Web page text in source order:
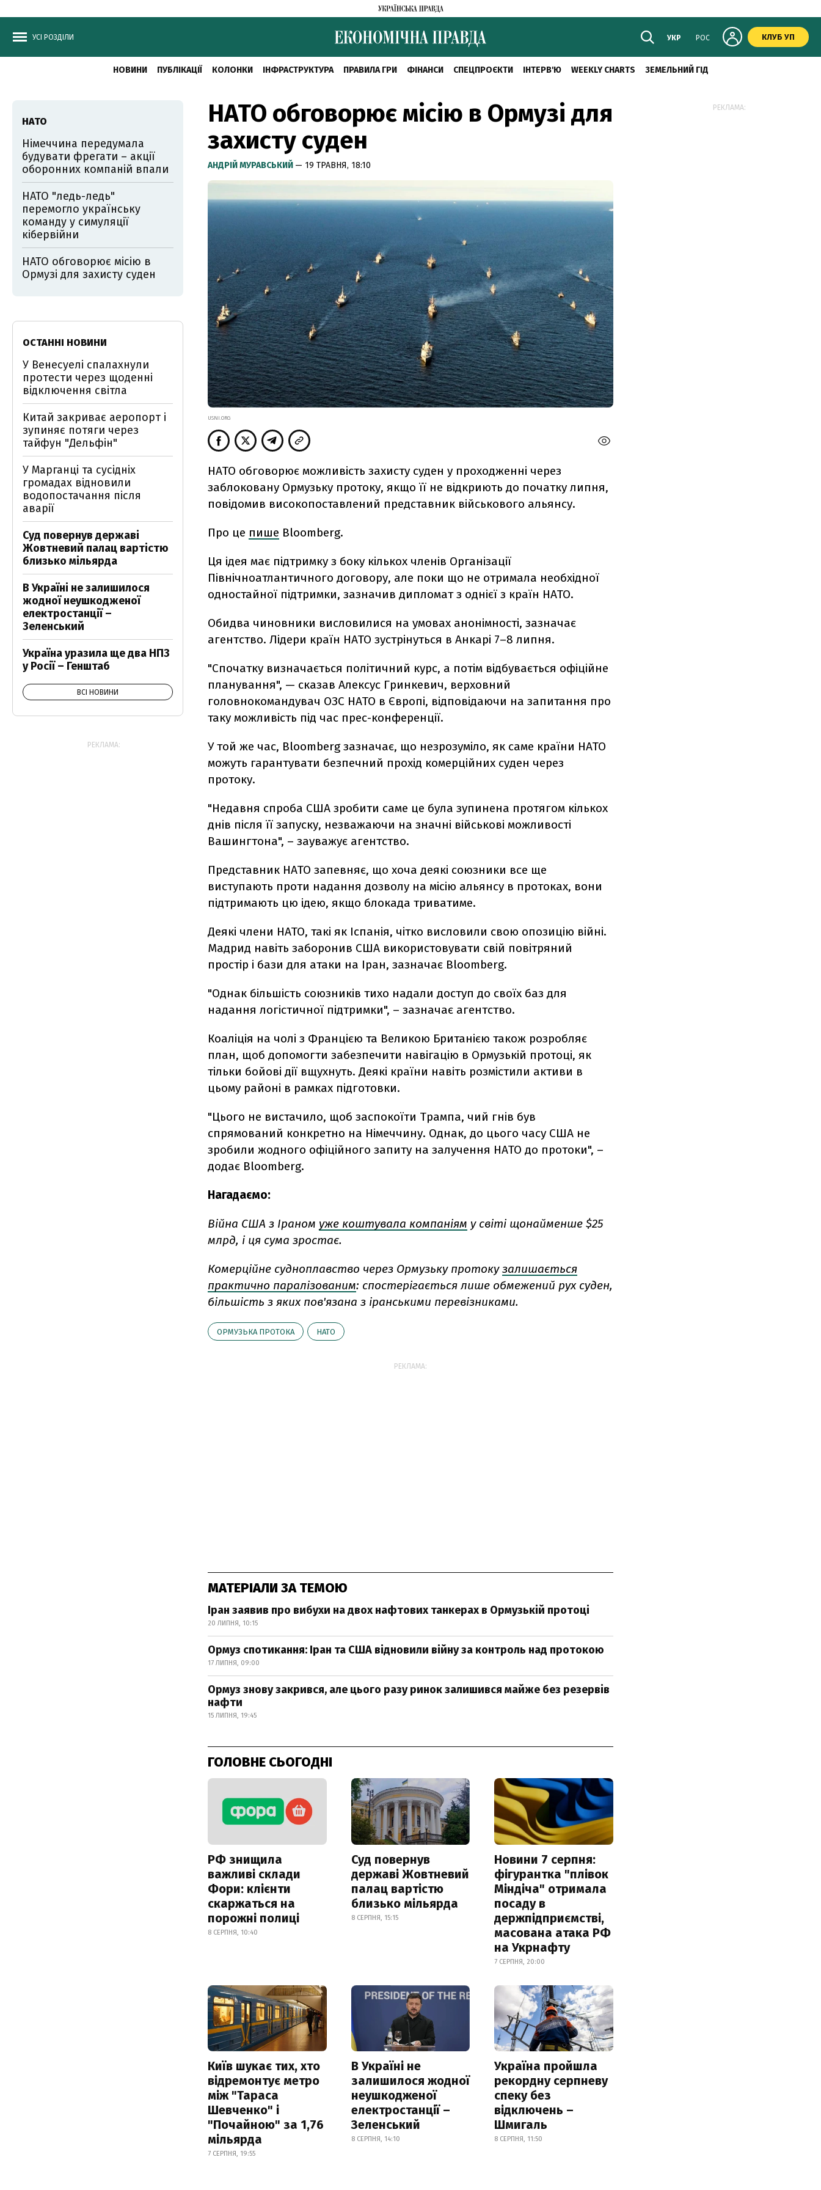
УСІ РОЗДІЛИ УКР РОС КЛУБ УП
НОВИНИ ПУБЛІКАЦІЇ КОЛОНКИ ІНФРАСТРУКТУРА ПРАВИЛА ГРИ ФІНАНСИ СПЕЦПРОЄКТИ ІНТЕРВ'Ю WEEKLY CHARTS ЗЕМЕЛЬНИЙ ГІД
НАТО обговорює місію в Ормузі для
захисту суден
АНДРІЙ МУРАВСЬКИЙ — 19 ТРАВНЯ, 18:10
USNI.ORG
НАТО обговорює можливість захисту суден у проходженні через
заблоковану Ормузьку протоку, якщо її не відкриють до початку липня,
повідомив високопоставлений представник військового альянсу.
Про це пише Bloomberg.
Ця ідея має підтримку з боку кількох членів Організації
Північноатлантичного договору, але поки що не отримала необхідної
одностайної підтримки, зазначив дипломат з однієї з країн НАТО.
Обидва чиновники висловилися на умовах анонімності, зазначає
агентство. Лідери країн НАТО зустрінуться в Анкарі 7–8 липня.
"Спочатку визначається політичний курс, а потім відбувається офіційне
планування", — сказав Алексус Гринкевич, верховний
головнокомандувач ОЗС НАТО в Європі, відповідаючи на запитання про
таку можливість під час прес-конференції.
У той же час, Bloomberg зазначає, що незрозуміло, як саме країни НАТО
можуть гарантувати безпечний прохід комерційних суден через
протоку.
"Недавня спроба США зробити саме це була зупинена протягом кількох
днів після її запуску, незважаючи на значні військові можливості
Вашингтона", – зауважує агентство.
Представник НАТО запевняє, що хоча деякі союзники все ще
виступають проти надання дозволу на місію альянсу в протоках, вони
підтримають цю ідею, якщо блокада триватиме.
Деякі члени НАТО, такі як Іспанія, чітко висловили свою опозицію війні.
Мадрид навіть заборонив США використовувати свій повітряний
простір і бази для атаки на Іран, зазначає Bloomberg.
"Однак більшість союзників тихо надали доступ до своїх баз для
надання логістичної підтримки", – зазначає агентство.
Коаліція на чолі з Францією та Великою Британією також розробляє
план, щоб допомогти забезпечити навігацію в Ормузькій протоці, як
тільки бойові дії вщухнуть. Деякі країни навіть розмістили активи в
цьому районі в рамках підготовки.
"Цього не вистачило, щоб заспокоїти Трампа, чий гнів був
спрямований конкретно на Німеччину. Однак, до цього часу США не
зробили жодного офіційного запиту на залучення НАТО до протоки", –
додає Bloomberg.
Нагадаємо:
Війна США з Іраном уже коштувала компаніям у світі щонайменше $25
млрд, і ця сума зростає.
Комерційне судноплавство через Ормузьку протоку залишається
практично паралізованим: спостерігається лише обмежений рух суден,
більшість з яких пов'язана з іранськими перевізниками.
ОРМУЗЬКА ПРОТОКА НАТО
РЕКЛАМА:
МАТЕРІАЛИ ЗА ТЕМОЮ
Іран заявив про вибухи на двох нафтових танкерах в Ормузькій протоці
20 ЛИПНЯ, 10:15
Ормуз спотикання: Іран та США відновили війну за контроль над протокою
17 ЛИПНЯ, 09:00
Ормуз знову закрився, але цього разу ринок залишився майже без резервів
нафти
15 ЛИПНЯ, 19:45
ГОЛОВНЕ СЬОГОДНІ
РФ знищила
важливі склади
Фори: клієнти
скаржаться на
порожні полиці
8 СЕРПНЯ, 10:40
Суд повернув
державі Жовтневий
палац вартістю
близько мільярда
8 СЕРПНЯ, 15:15
Новини 7 серпня:
фігурантка "плівок
Міндіча" отримала
посаду в
держпідприємстві,
масована атака РФ
на Укрнафту
7 СЕРПНЯ, 20:00
Київ шукає тих, хто
відремонтує метро
між "Тараса
Шевченко" і
"Почайною" за 1,76
мільярда
7 СЕРПНЯ, 19:55
В Україні не
залишилося жодної
неушкодженої
електростанції –
Зеленський
8 СЕРПНЯ, 14:10
Україна пройшла
рекордну серпневу
спеку без
відключень –
Шмигаль
8 СЕРПНЯ, 11:50
НАТО
Німеччина передумала
будувати фрегати – акції
оборонних компаній впали
НАТО "ледь-ледь"
перемогло українську
команду у симуляції
кібервійни
НАТО обговорює місію в
Ормузі для захисту суден
ОСТАННІ НОВИНИ
У Венесуелі спалахнули
протести через щоденні
відключення світла
Китай закриває аеропорт і
зупиняє потяги через
тайфун "Дельфін"
У Марганці та сусідніх
громадах відновили
водопостачання після
аварії
Суд повернув державі
Жовтневий палац вартістю
близько мільярда
В Україні не залишилося
жодної неушкодженої
електростанції –
Зеленський
Україна уразила ще два НПЗ
у Росії – Генштаб
ВСІ НОВИНИ
РЕКЛАМА:
РЕКЛАМА: